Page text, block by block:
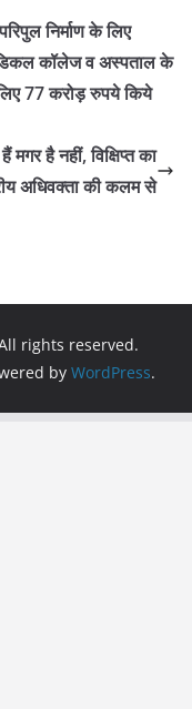
निर्माण के लिए
कॉलेज व अस्पताल के
77 करोड़ रुपये किये
मगर है नहीं, विक्षिप्त का
अधिवक्ता की कलम से
rights reserved.
by WordPress.